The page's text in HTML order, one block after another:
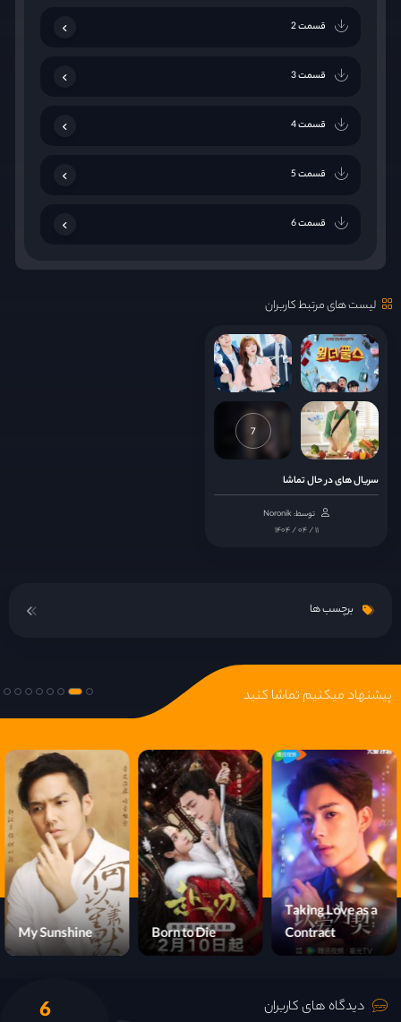
قسمت 2
قسمت 3
قسمت 4
قسمت 5
قسمت 6
لیست های مرتبط کاربران
7
سریال های در حال تماشا
توسط: Noronik
۱۴۰۴ / ۰۴ / ۱۱
برچسب ها
پیشنهاد میکنیم تماشا کنید
Taking Love as a
Contract
Born to Die
My Sunshine
دیدگاه های کاربران 6